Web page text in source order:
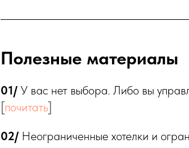
Полезные материалы
01/ У вас нет выбора. Либо вы
[почитать]
02/ Неограниченные хотелки и